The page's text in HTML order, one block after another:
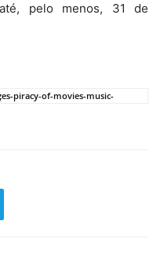
pelo menos, 31 de
piracy-of-movies-music-